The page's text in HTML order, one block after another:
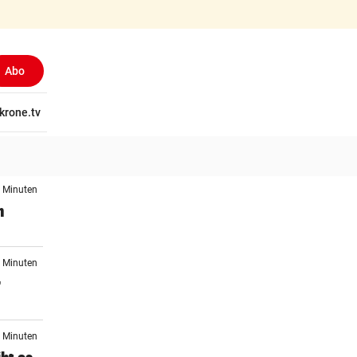
Abo
krone.tv
Minuten
Minuten
Minuten